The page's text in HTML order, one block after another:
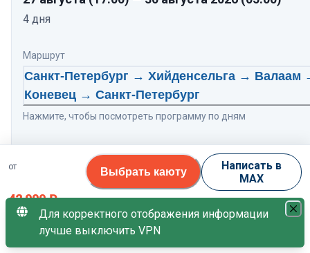
4 дня
Маршрут
Санкт-Петербург → Хийденсельга → Валаам
Коневец → Санкт-Петербург
Нажмите, чтобы посмотреть программу по дням
Теплоход
8.5/10
Свободных кают
44 каюты
от
42 900₽
за 1 гостя
Выбрать каюту
Написать в
MAX
Для корректного отображения информации
лучше выключить VPN